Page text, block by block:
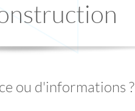
ou d'informations ?